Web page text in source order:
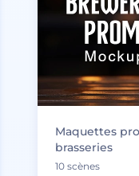
Maquettes
brasseries
10 scènes